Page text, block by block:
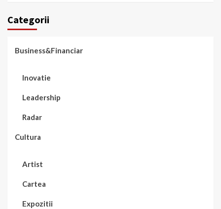
Categorii
Business&Financiar
Inovatie
Leadership
Radar
Cultura
Artist
Cartea
Expozitii